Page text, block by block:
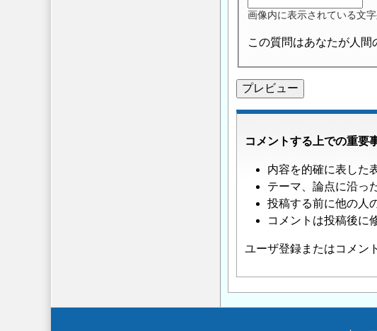
画像内に表示されている文
この質問はあなたが人間
コメントする上での重要
内容を的確に表した
テーマ、論点に沿っ
投稿する前に他の人
コメントは投稿後に
ユーザ登録またはコメン